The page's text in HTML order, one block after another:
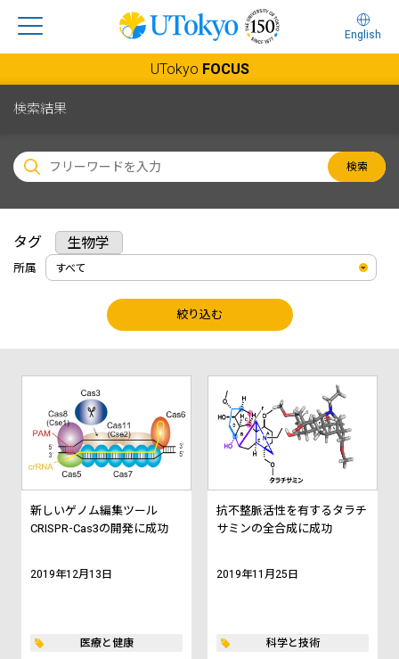
English
UTokyo FOCUS
検索結果
検索
タグ 生物学
所属
絞り込む
新しいゲノム編集ツール
CRISPR-Cas3の開発に成功
2019年12月13日
医療と健康
抗不整脈活性を有するタラチ
サミンの全合成に成功
2019年11月25日
科学と技術